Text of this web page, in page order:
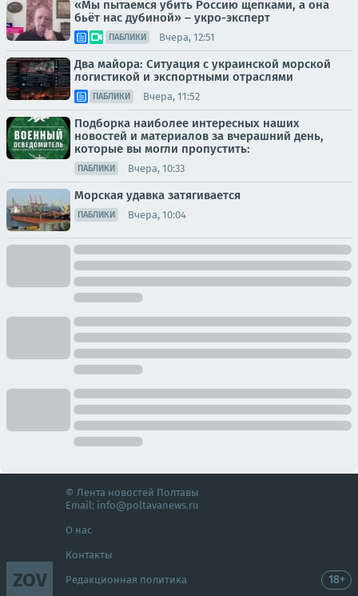
«Мы пытаемся убить Россию щепками, а она
бьёт нас дубиной» – укро-эксперт
ПАБЛИКИ Вчера, 12:51
Два майора: Ситуация с украинской морской
логистикой и экспортными отраслями
ПАБЛИКИ Вчера, 11:52
Подборка наиболее интересных наших
новостей и материалов за вчерашний день,
которые вы могли пропустить:
ПАБЛИКИ Вчера, 10:33
Морская удавка затягивается
ПАБЛИКИ Вчера, 10:04
ZOV
© Лента новостей Полтавы
Email: info@poltavanews.ru
О нас
Контакты
Редакционная политика 18+